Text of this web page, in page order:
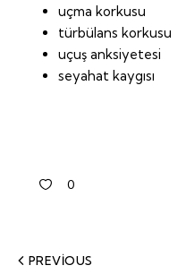
uçma korkusu
türbülans korkusu
uçuş anksiyetesi
seyahat kaygısı
0
PREVIOUS